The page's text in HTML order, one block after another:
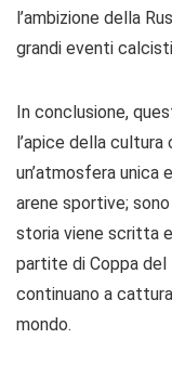
l’ambizione della
grandi eventi
In conclusione,
l’apice della
un’atmosfera unica
arene sportive;
storia viene scritta
partite di Coppa
continuano a
mondo.